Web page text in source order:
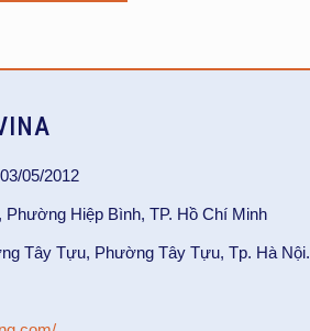
05/2012
Hiệp Bình, TP. Hồ Chí Minh
Tây Tựu, Phường Tây Tựu, Tp. Hà Nội.